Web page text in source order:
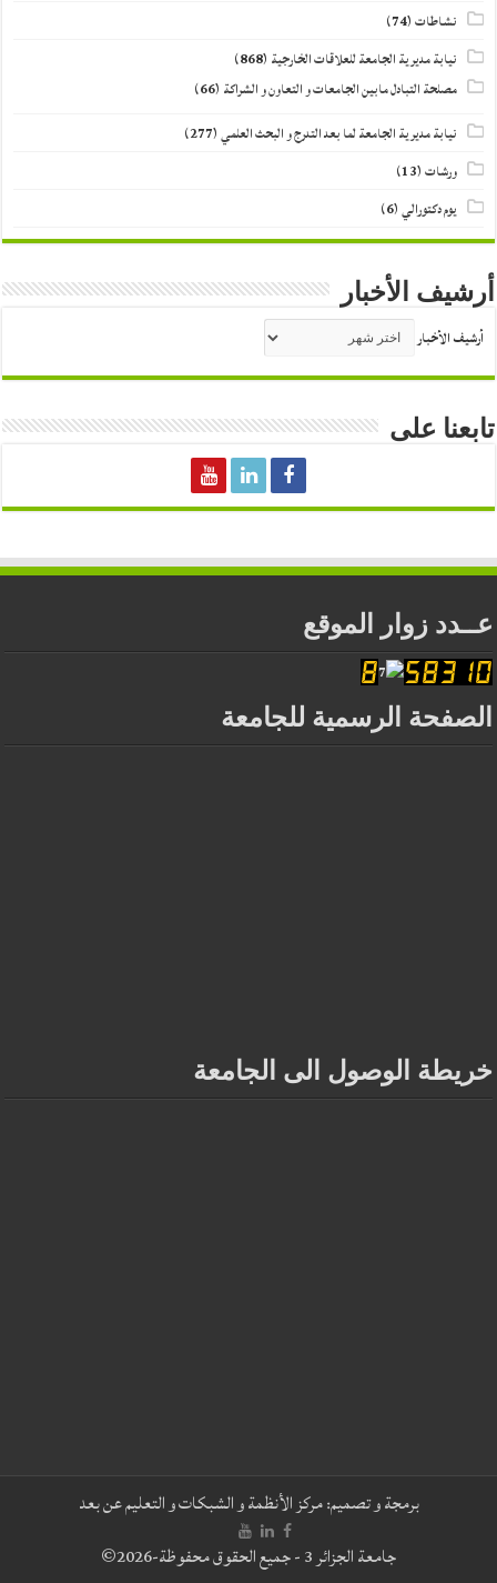
نشاطات(74)
نيابة مديرية الجامعة للعلاقات الخارجية (868)
مصلحة التبادل مابين الجامعات و التعاون و الشراكة (66)
نيابة مديرية الجامعة لما بعد التدرج و البحث العلمي(277)
ورشات(13)
يوم دكتورالي(6)
أرشيف الأخبار
أرشيف الأخبار
تابعنا على
عــدد زوار الموقع
الصفحة الرسمية للجامعة
خريطة الوصول الى الجامعة
برمجة و تصميم:مركز الأنظمة و الشبكات و التعليم عن بعد
جامعة الجزائر 3 - جميع الحقوق محفوظة-2026©